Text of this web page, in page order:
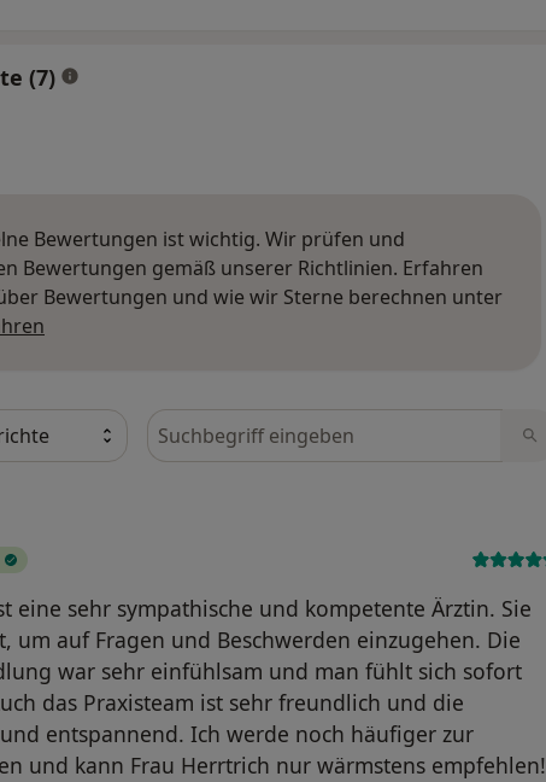
(7)
Bewertungen ist wichtig. Wir prüfen und
Bewertungen gemäß unserer Richtlinien. Erfahren
Bewertungen und wie wir Sterne berechnen unter
Bewertungen durchsuchen
eine sehr sympathische und kompetente Ärztin. Sie
um auf Fragen und Beschwerden einzugehen. Die
war sehr einfühlsam und man fühlt sich sofort
das Praxisteam ist sehr freundlich und die
entspannend. Ich werde noch häufiger zur
und kann Frau Herrtrich nur wärmstens empfehlen!